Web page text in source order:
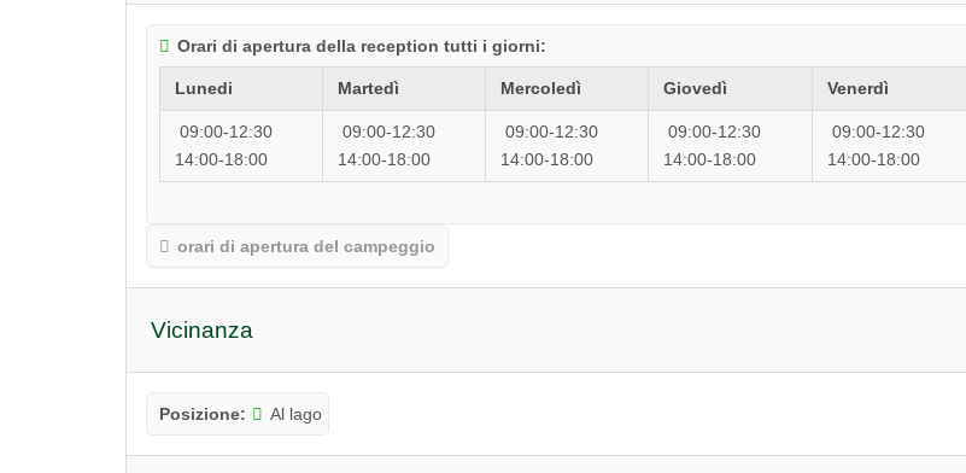
Orari di apertura della reception tutti i giorni:
Lunedi Martedì Mercoledì Giovedì Venerdì
09:00-12:30
14:00-18:00
09:00-12:30
14:00-18:00
09:00-12:30
14:00-18:00
09:00-12:30
14:00-18:00
09:00-12:30
14:00-18:00
orari di apertura del campeggio
Vicinanza
Posizione: Al lago